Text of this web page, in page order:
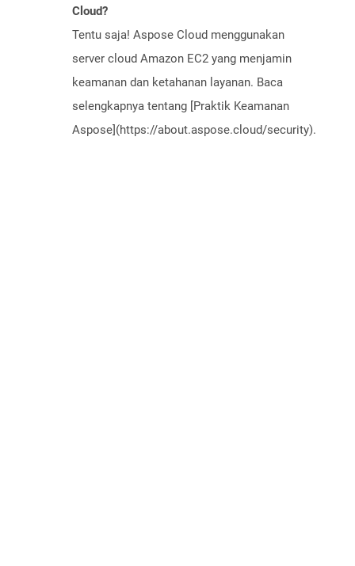
Cloud?
Tentu saja! Aspose Cloud menggunakan
server cloud Amazon EC2 yang menjamin
keamanan dan ketahanan layanan. Baca
selengkapnya tentang [Praktik Keamanan
Aspose](https://about.aspose.cloud/security).